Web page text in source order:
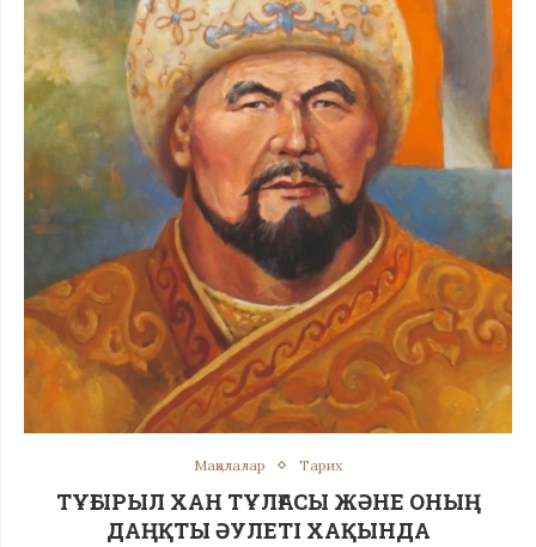
Мақалалар Тарих
ТҰҒЫРЫЛ ХАН ТҰЛҒАСЫ ЖӘНЕ ОНЫҢ
ДАҢҚТЫ ӘУЛЕТІ ХАҚЫНДА